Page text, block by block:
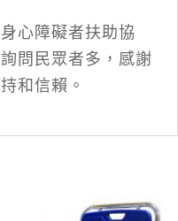
心障礙者扶助協
問民眾者多，感謝
和信賴。